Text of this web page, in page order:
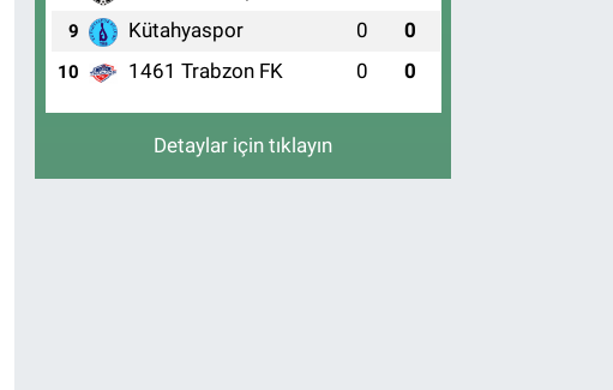
9 Kütahyaspor 0 0
10 1461 Trabzon FK 0 0
Detaylar için tıklayın